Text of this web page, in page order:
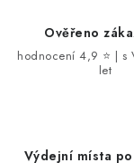
Ověřeno
hodnocení 4,9 ⭐ | s
let
Výdejní místa